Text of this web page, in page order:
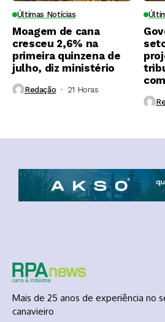
Últimas Notícias
Moagem de cana
cresceu 2,6% na
primeira quinzena de
julho, diz ministério
Redação 21 Horas ⁮
Mais de 25 anos de experiência no
canavieiro